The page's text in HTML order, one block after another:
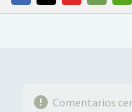
FACEBOOKTWITTERFLIPBOARD
E-
Comentarios